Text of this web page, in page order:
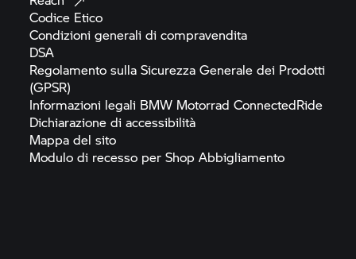
Codice Etico
Condizioni generali dicompravendita
DSA
Regolamento sulla Sicurezza Generale dei Prodotti
(GPSR)
Informazioni legali BMW Motorrad ConnectedRide
Dichiarazione diaccessibilità
Mappa delsito
Modulo di recesso per ShopAbbigliamento